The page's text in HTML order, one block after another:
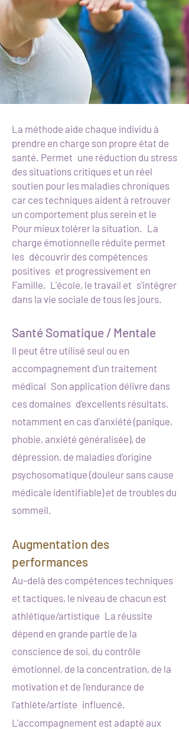
La méthode aide chaque individu à
prendre en charge son propre état de
santé. Permet une réduction du stress
des situations critiques et un réel
soutien pour les maladies chroniques
car ces techniques aident à retrouver
un comportement plus serein et le
Pour mieux tolérer la situation. La
charge émotionnelle réduite permet
les découvrir des compétences
positives et progressivement en
Famille, L'école, le travail et s'intégrer
dans la vie sociale de tous les jours.
Santé Somatique / Mentale
Il peut être utilisé seul ou en
accompagnement d'un traitement
médical Son application délivre dans
ces domaines d'excellents résultats,
notamment en cas d'anxiété (panique,
phobie, anxiété généralisée), de
dépression, de maladies d'origine
psychosomatique (douleur sans cause
médicale identifiable) et de troubles du
sommeil.
Augmentation des
performances
Au-delà des compétences techniques
et tactiques, le niveau de chacun est
athlétique/artistique La réussite
dépend en grande partie de la
conscience de soi, du contrôle
émotionnel, de la concentration, de la
motivation et de l'endurance de
l'athlète/artiste influencé.
L'accompagnement est adapté aux